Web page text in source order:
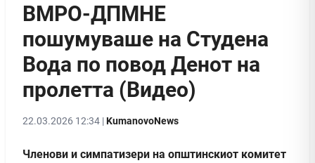
ВМРО-ДПМНЕ
пошумуваше на Студена
Вода по повод Денот на
пролетта (Видео)
22.03.2026 12:34 |KumanovoNews
Членови и симпатизери на општинскиот комитет